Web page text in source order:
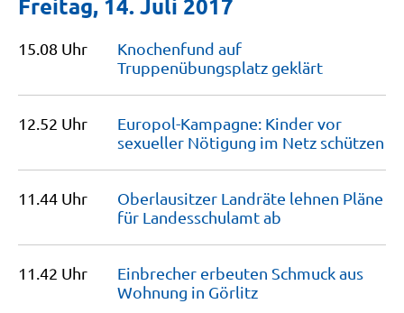
Freitag, 14. Juli 2017
15.08 Uhr
Knochenfund auf
Truppenübungsplatz geklärt
12.52 Uhr
Europol-Kampagne: Kinder vor
sexueller Nötigung im Netz schützen
11.44 Uhr
Oberlausitzer Landräte lehnen Pläne
für Landesschulamtab
11.42 Uhr
Einbrecher erbeuten Schmuck aus
Wohnung in Görlitz